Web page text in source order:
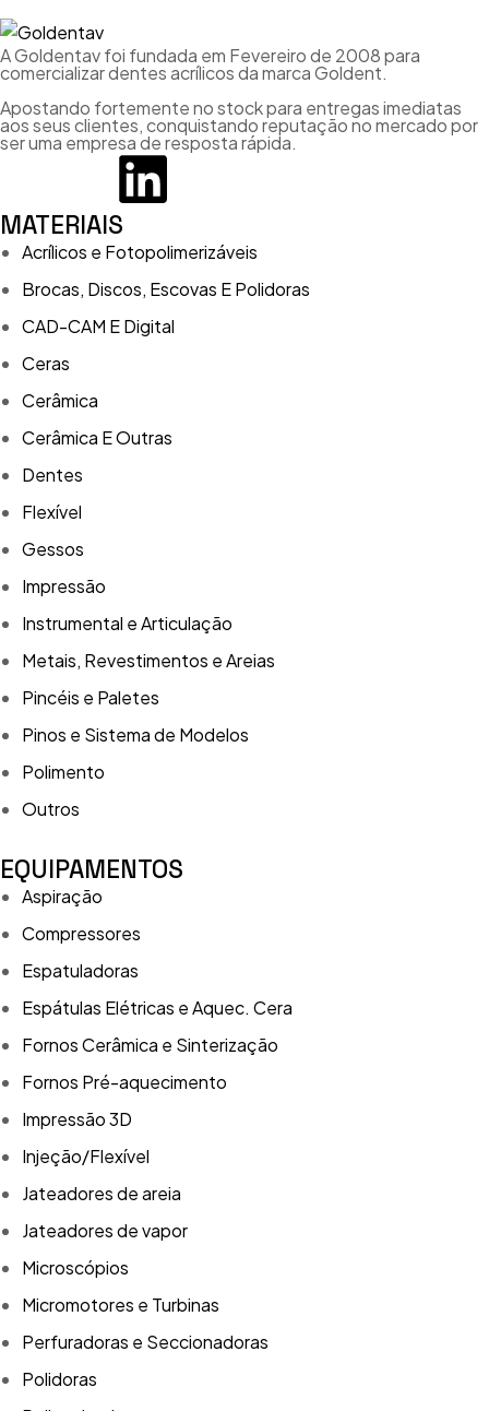
A Goldentav foi fundada em Fevereiro de 2008 para
comercializar dentes acrílicos da marca Goldent.
Apostando fortemente no stock para entregas imediatas
aos seus clientes, conquistando reputação no mercado por
ser uma empresa de resposta rápida.
MATERIAIS
Acrílicos e Fotopolimerizáveis
Brocas, Discos, Escovas E Polidoras
CAD-CAM E Digital
Ceras
Cerâmica
Cerâmica E Outras
Dentes
Flexível
Gessos
Impressão
Instrumental e Articulação
Metais, Revestimentos e Areias
Pincéis e Paletes
Pinos e Sistema de Modelos
Polimento
Outros
EQUIPAMENTOS
Aspiração
Compressores
Espatuladoras
Espátulas Elétricas e Aquec. Cera
Fornos Cerâmica e Sinterização
Fornos Pré-aquecimento
Impressão 3D
Injeção/Flexível
Jateadores de areia
Jateadores de vapor
Microscópios
Micromotores e Turbinas
Perfuradoras e Seccionadoras
Polidoras